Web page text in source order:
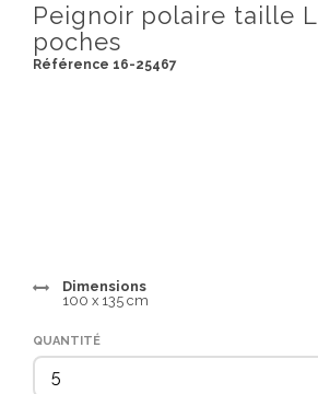
Peignoir polaire taille
poches
Référence 16-25467
Dimensions
100 x 135 cm
QUANTITÉ